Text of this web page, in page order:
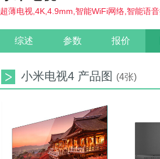
超薄电视,4K,4.9mm,智能WiFi网络,智能语
综述 参数 报价
小米电视4 产品图 (4张)